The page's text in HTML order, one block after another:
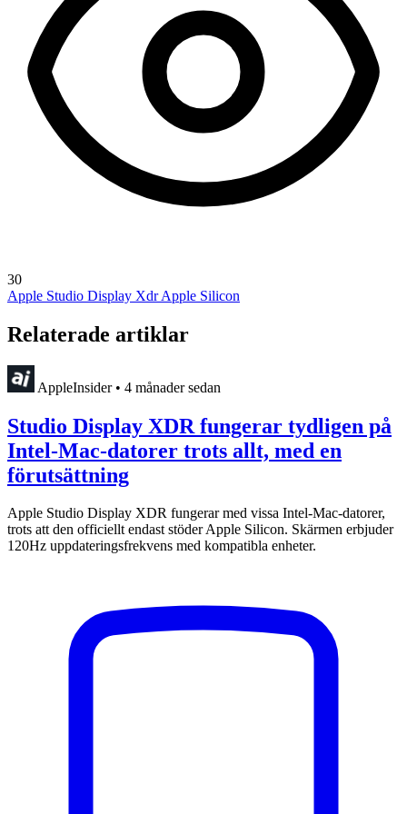
30
Apple Studio Display XdrApple Silicon
Relaterade artiklar
AppleInsider • 4 månader sedan
Studio Display XDR fungerar tydligen på
Intel-Mac-datorer trots allt, med en
förutsättning
Apple Studio Display XDR fungerar med vissa Intel-Mac-datorer,
trots att den officiellt endast stöder Apple Silicon. Skärmen erbjuder
120Hz uppdateringsfrekvens med kompatibla enheter.